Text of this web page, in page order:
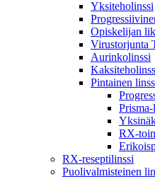
Yksiteholinssi
Opiskelijan
Virustorjunta
Aurinkolinssi
Pintainen
RX-
RX-reseptilinssi
Puolivalmisteinen